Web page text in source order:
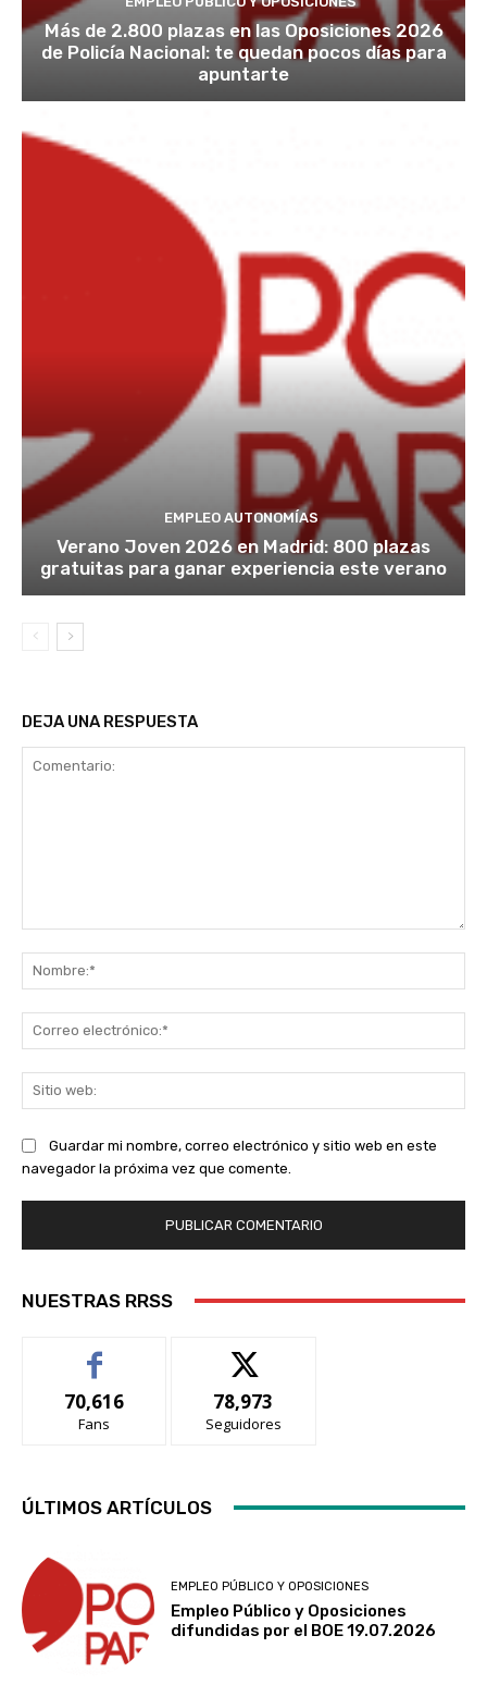
Más de 2.800 plazas en las Oposiciones 2026
de Policía Nacional: te quedan pocos días para
apuntarte
EMPLEO AUTONOMÍAS
Verano Joven 2026 en Madrid: 800 plazas
gratuitas para ganar experiencia este verano
DEJA UNA RESPUESTA
Guardar mi nombre, correo electrónico y sitio web en este
navegador la próxima vez que comente.
NUESTRAS RRSS
70,616
Fans
78,973
Seguidores
ÚLTIMOS ARTÍCULOS
EMPLEO PÚBLICO Y OPOSICIONES
Empleo Público y Oposiciones
difundidas por el BOE 19.07.2026